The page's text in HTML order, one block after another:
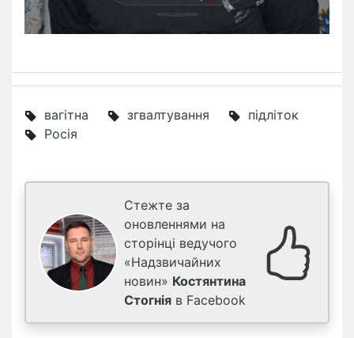
вагітна згвалтування
підліток
Росія
Стежте за
оновленнями на
сторінці ведучого
«Надзвичайних
новин» Костянтина
Стогнія в Facebook